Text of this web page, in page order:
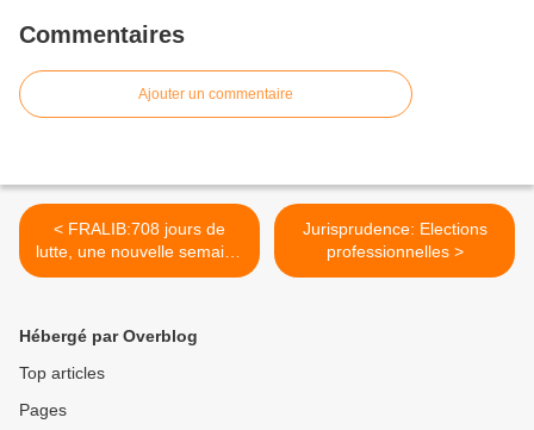
Commentaires
Ajouter un commentaire
< FRALIB:708 jours de
lutte, une nouvelle semaine
hors norme et…la « gauche
Jurisprudence: Elections
professionnelles >
Hébergé par Overblog
Top articles
Pages